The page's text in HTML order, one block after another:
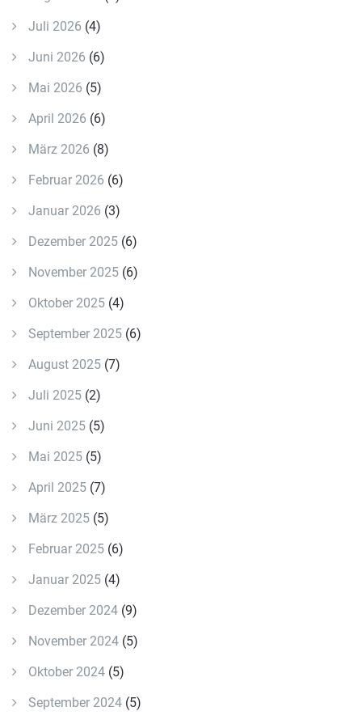
Juli 2026 (4)
Juni 2026 (6)
Mai 2026 (5)
April 2026 (6)
März 2026 (8)
Februar 2026 (6)
Januar 2026 (3)
Dezember 2025 (6)
November 2025 (6)
Oktober 2025 (4)
September 2025 (6)
August 2025 (7)
Juli 2025 (2)
Juni 2025 (5)
Mai 2025 (5)
April 2025 (7)
März 2025 (5)
Februar 2025 (6)
Januar 2025 (4)
Dezember 2024 (9)
November 2024 (5)
Oktober 2024 (5)
September 2024 (5)